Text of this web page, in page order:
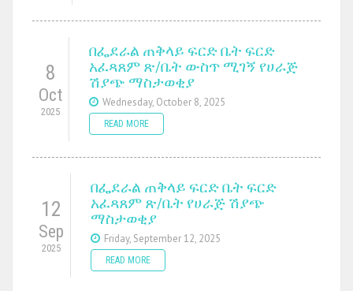
8
Oct
2025
በፌደራል ጠቅላይ ፍርድ ቤት ፍርድ
አፈጻጸም ጽ/ቤት ውስጥ ሚገኝ የሀራጅ
ሽያጭ ማስታወቂያ
Wednesday, October 8, 2025
READ MORE
12
Sep
2025
በፌደራል ጠቅላይ ፍርድ ቤት ፍርድ
አፈጻጸም ጽ/ቤት የሀራጅ ሽያጭ
ማስታወቂያ
Friday, September 12, 2025
READ MORE